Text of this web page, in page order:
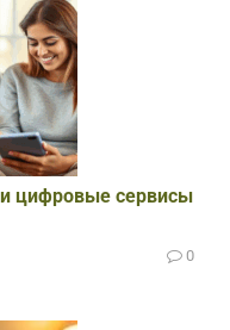
и цифровые сервисы
0